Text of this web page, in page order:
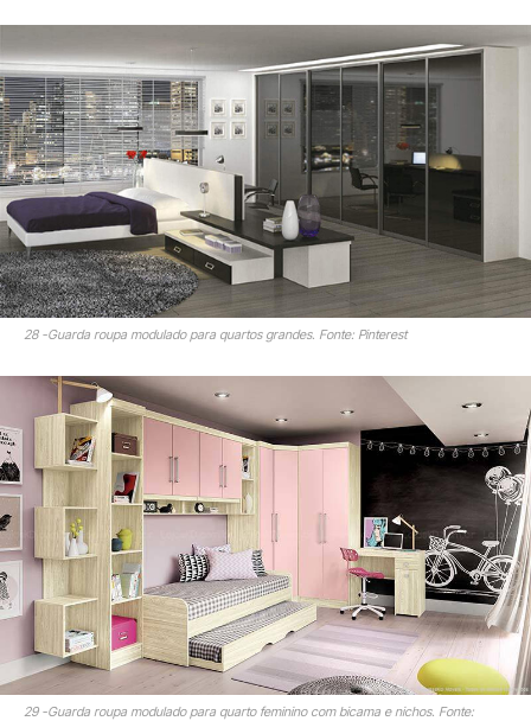
28 -Guarda roupa modulado para quartos grandes. Fonte: Pinterest
29 -Guarda roupa modulado para quarto feminino com bicama e nichos. Fonte: